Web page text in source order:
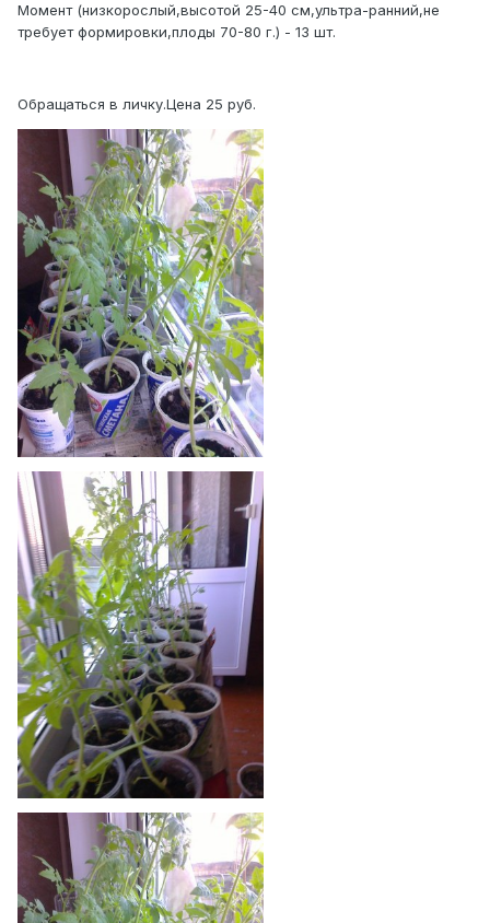
Момент (низкорослый,высотой 25-40 см,ультра-ранний,не
требует формировки,плоды 70-80 г.) - 13 шт.
Обращаться в личку.Цена 25 руб.